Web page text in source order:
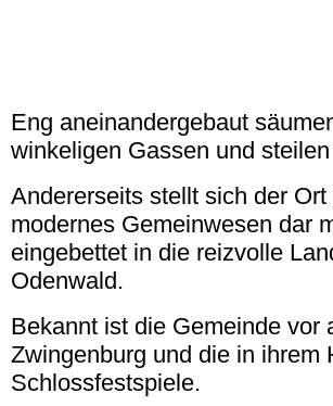
Eng aneinandergebaut
winkeligen Gassen und
Andererseits stellt sich der
modernes Gemeinwesen dar
eingebettet in die reizvolle
Odenwald.
Bekannt ist die Gemeinde vor
Zwingenburg und die in ihrem
Schlossfestspiele.